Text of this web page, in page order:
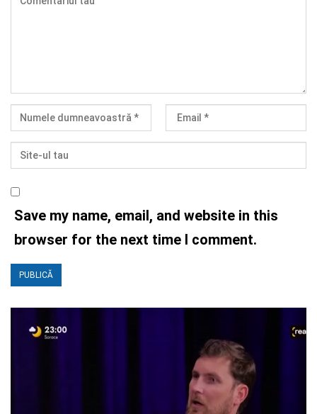
Save my name, email, and website in this
browser for the next time I comment.